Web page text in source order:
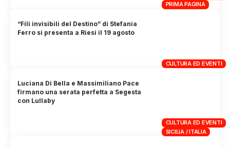
PRIMA PAGINA
CULTURA ED EVENTI
“Fili invisibili del Destino” di Stefania
Ferro si presenta a Riesi il 19 agosto
CULTURA ED EVENTI
SICILIA / ITALIA
Luciana Di Bella e Massimiliano Pace
firmano una serata perfetta a Segesta
con Lullaby